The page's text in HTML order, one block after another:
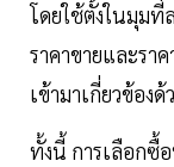
โดยใช้ตั้งในมุมที่
ราคาขายและรา
เข้ามาเกี่ยวข้องด้
ทั้งนี้ การเลือกซื้